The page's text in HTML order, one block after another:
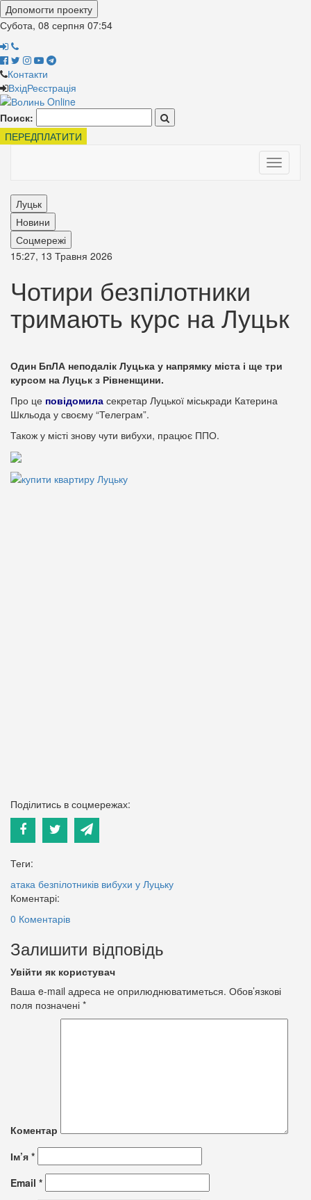
Допомогти проекту
Субота, 08 серпня 07:54
Контакти
ВхідРеєстрація
Поиск:
ПЕРЕДПЛАТИТИ
Toggle
Луцьк
Новини
Соцмережі
15:27, 13 Травня 2026
Чотири безпілотники
тримають курс на Луцьк
Один БпЛА неподалік Луцька у напрямку міста і ще три
курсом на Луцьк з Рівненщини.
Про це повідомила секретар Луцької міськради Катерина
Шкльода у своєму “Телеграм”.
Також у місті знову чути вибухи, працює ППО.
Поділитись в соцмережах:
Теги:
атака безпілотників вибухи у Луцьку
Коментарі:
0 Коментарів
Залишити відповідь
Увійти як користувач
Ваша e-mail адреса не оприлюднюватиметься. Обов’язкові
поля позначені *
Коментар
Ім’я *
Email *